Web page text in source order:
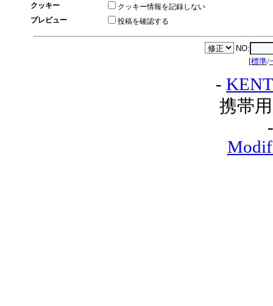
クッキー
クッキー情報を記録しない
プレビュー
投稿を確認する
NO:
[標準/
- KENT
携帯